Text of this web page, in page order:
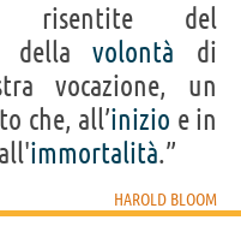
risentite del
dellavolontà di
vocazione, un
che, all’inizio e in
immortalità.”
HAROLD BLOOM